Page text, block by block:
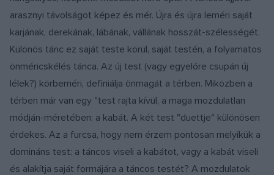
arasznyi távolságot képez és mér. Újra és újra leméri saját
karjának, derekának, lábának, vállának hosszát-szélességét.
Különös tánc ez saját teste körül, saját testén, a folyamatos
önméricskélés tánca. Az új test (vagy egyelőre csupán új
lélek?) körbeméri, definiálja önmagát a térben. Miközben a
térben már van egy "test rajta kívül, a maga mozdulatlan
módján-méretében: a kabát. A két test "duettje" különösen
érdekes. Az a furcsa, hogy nem érzem pontosan melyikük a
domináns test: a táncos viseli a kabátot, vagy a kabát viseli
és alakítja saját formájára a táncos testét? A mozdulatok